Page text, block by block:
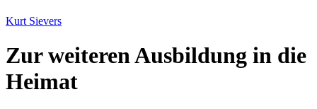
Kurt Sievers
Zur weiteren Ausbildung in die
Heimat